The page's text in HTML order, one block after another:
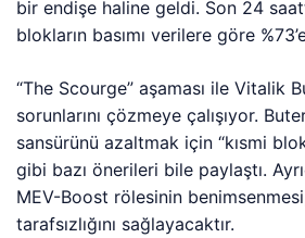
bir endişe haline geldi. Son 24
blokların basımı verilere göre
“The Scourge” aşaması ile Vitalik
sorunlarını çözmeye çalışıyor.
sansürünü azaltmak için “kısmi
gibi bazı önerileri bile paylaştı.
MEV-Boost rölesinin
tarafsızlığını sağlayacaktır.